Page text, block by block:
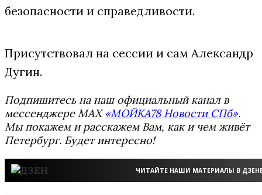
безопасности и справедливости.
Присутствовал на сессии и сам Александр
Дугин.
Подпишитесь на наш официальный канал в
мессенджере MAX«МОЙКА78 Новости СПб».
Мы покажем и расскажем Вам, как и чем живёт
Петербург. Будет интересно!
ЧИТАЙТЕ НАШИ МАТЕРИАЛЫ В